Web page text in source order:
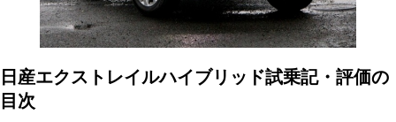
日産エクストレイルハイブリッド試乗記・評価の
目次